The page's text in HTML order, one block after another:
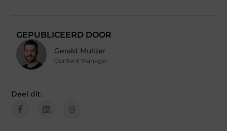
GEPUBLICEERD DOOR
Gerald Mulder
Content Manager
Deel dit: